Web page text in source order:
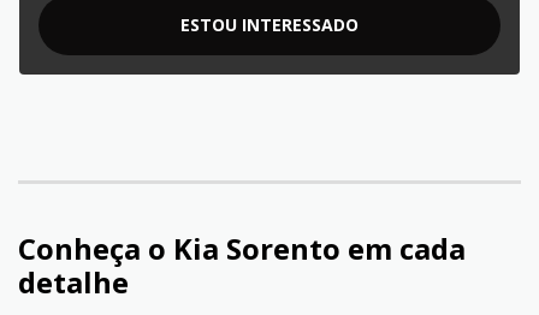
ESTOU INTERESSADO
Conheça o Kia Sorento em cada
detalhe